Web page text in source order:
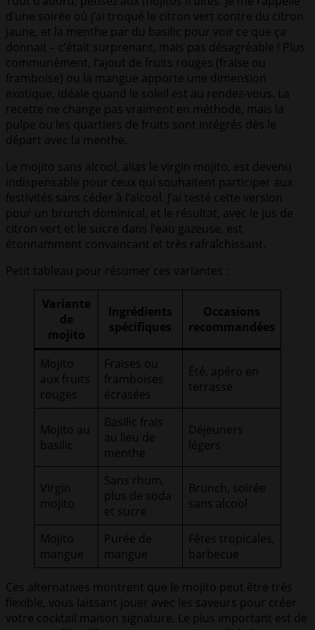
d’une soirée où j’ai troqué le citron vert contre du citron
jaune, et la menthe par du basilic pour voir ce que ça
donnait – c’était surprenant, mais pas désagréable ! Plus
communément, l’ajout de fruits rouges (fraise ou
framboise) ou la mangue apporte une dimension
exotique, idéale quand le soleil est au rendez-vous. La
recette ne change pas vraiment en méthode, mais la
pulpe ou les quartiers de fruits sont intégrés dès le
départ avec la menthe.
Le mojito sans alcool, alias le virgin mojito, est devenu
indispensable pour ceux qui souhaitent participer aux
festivités sans céder à l’alcool. J’ai testé cette version
pour un brunch dominical, et le résultat, avec le jus de
citron vert et le sucre dans l’eau gazeuse, est
étonnamment convaincant et très rafraîchissant.
Petit tableau pour résumer ces variantes :
Variante
de
mojito
Ingrédients
spécifiques
Occasions
recommandées
Mojito
aux fruits
rouges
Fraises ou
framboises
écrasées
Été, apéro en
terrasse
Mojito au
basilic
Basilic frais
au lieu de
menthe
Déjeuners
légers
Virgin
mojito
Sans rhum,
plus de soda
et sucre
Brunch, soirée
sans alcool
Mojito
mangue
Purée de
mangue
Fêtes tropicales,
barbecue
Ces alternatives montrent que le mojito peut être très
flexible, vous laissant jouer avec les saveurs pour créer
votre cocktail maison signature. Le plus important est de